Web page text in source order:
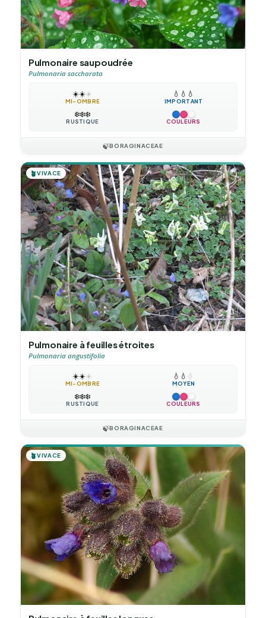
Pulmonaire saupoudrée
Pulmonaria saccharata
☀️☀️☀️
MI-OMBRE
💧 💧 💧
IMPORTANT
❄️❄️❄️
RUSTIQUE COULEURS
🍃BORAGINACEAE
🪴VIVACE
Pulmonaire à feuilles étroites
Pulmonaria angustifolia
☀️☀️☀️
MI-OMBRE
💧 💧 💧
MOYEN
❄️❄️❄️
RUSTIQUE COULEURS
🍃BORAGINACEAE
🪴VIVACE